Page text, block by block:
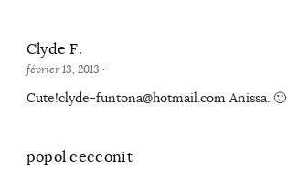
Clyde F.
février 13, 2013 ·
Cute!clyde-funtona@hotmail.com Anissa. 🙂
popol cecconit